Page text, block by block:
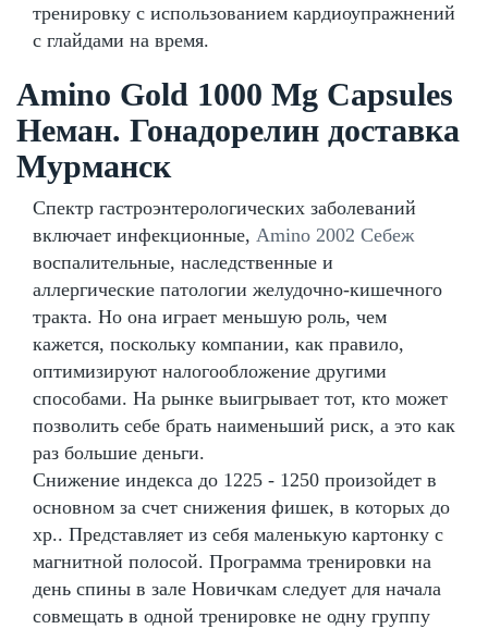
тренировку с использованием кардиоупражнений
с глайдами на время.
Amino Gold 1000 Mg Capsules
Неман. Гонадорелин доставка
Мурманск
Спектр гастроэнтерологических заболеваний
включает инфекционные, Amino 2002 Себеж
воспалительные, наследственные и
аллергические патологии желудочно-кишечного
тракта. Но она играет меньшую роль, чем
кажется, поскольку компании, как правило,
оптимизируют налогообложение другими
способами. На рынке выигрывает тот, кто может
позволить себе брать наименьший риск, а это как
раз большие деньги.
Снижение индекса до 1225 - 1250 произойдет в
основном за счет снижения фишек, в которых до
хр.. Представляет из себя маленькую картонку с
магнитной полосой. Программа тренировки на
день спины в зале Новичкам следует для начала
совмещать в одной тренировке не одну группу